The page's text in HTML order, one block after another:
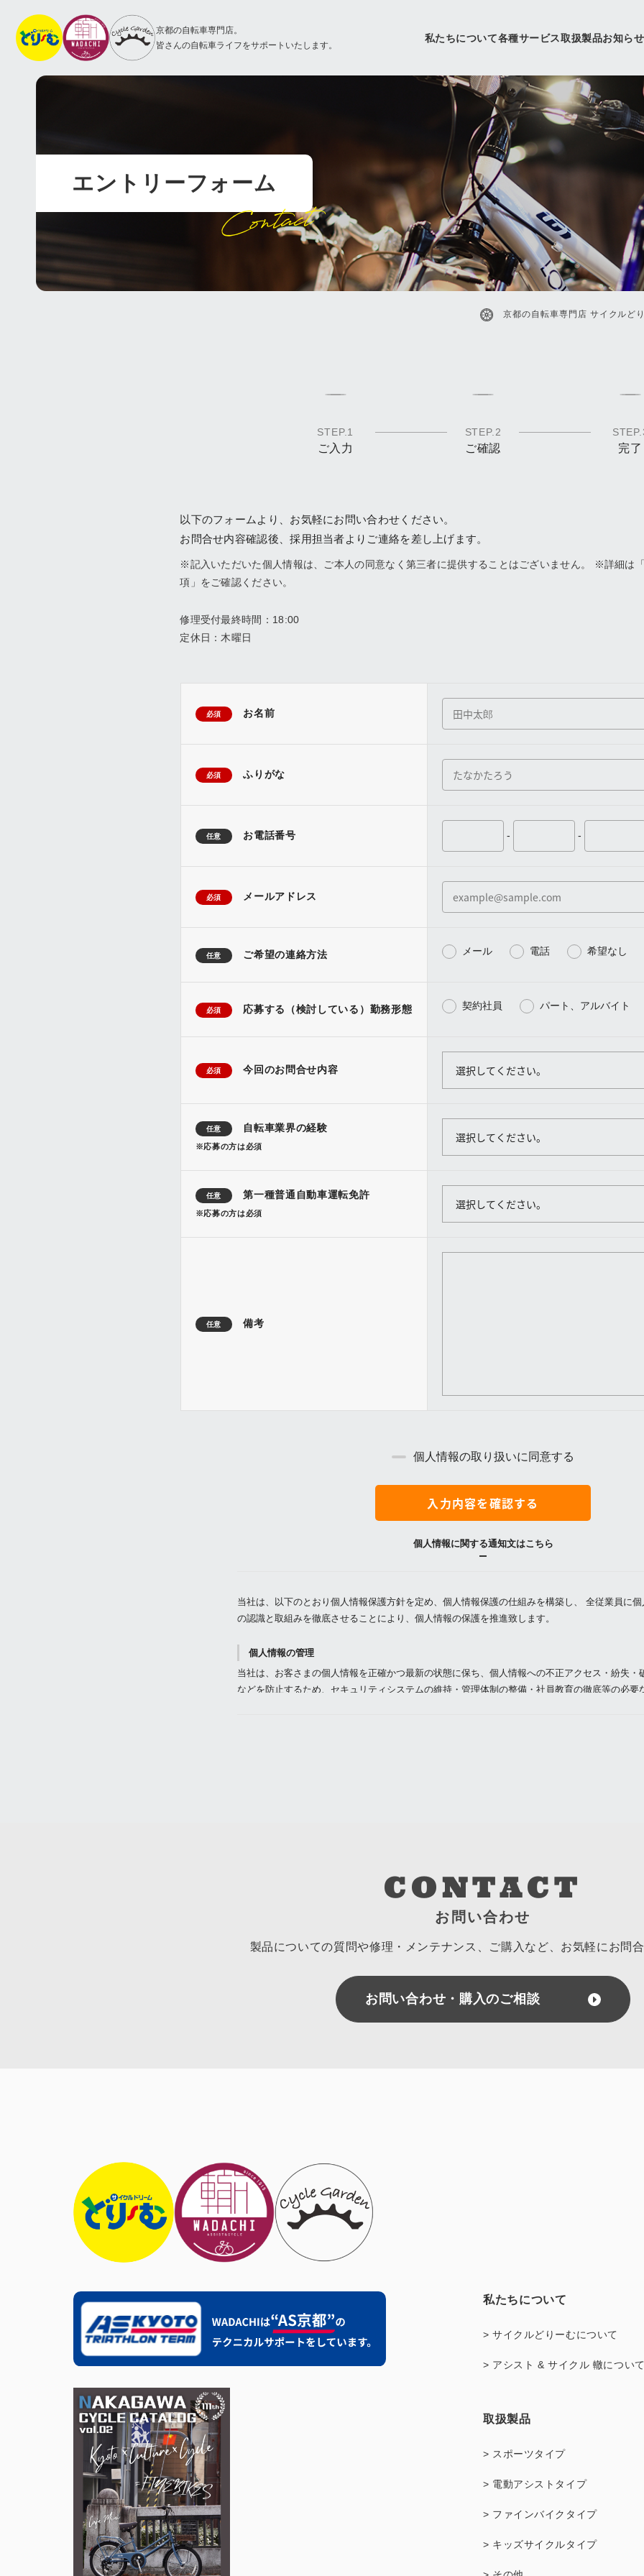
京都の自転車専門店。
皆さんの自転車ライフをサポートいたします。
私たちについて各種サービス取扱製品お知らせ
エントリーフォーム
Contact
京都の自転車専門店 サイクルど
STEP.1
ご入力
STEP.2
ご確認 完了
以下のフォームより、お気軽にお問い合わせください。
お問合せ内容確認後、採用担当者よりご連絡を差し上げます。
※記入いただいた個人情報は、ご本人の同意なく第三者に提供することはございません。 ※詳細は
項」をご確認ください。
修理受付最終時間：18:00
定休日：木曜日
必須 お名前
必須 ふりがな
任意 お電話番号 - -
必須 メールアドレス
任意 ご希望の連絡方法 メール 電話 希望なし
必須 応募する（検討している）勤務形態 契約社員 パート、アルバイト
必須 今回のお問合せ内容
任意 自転車業界の経験
※応募の方は必須
任意 第一種普通自動車運転免許
※応募の方は必須
任意 備考
個人情報の取り扱いに同意する
入力内容を確認する
個人情報に関する通知文はこちら
当社は、以下のとおり個人情報保護方針を定め、個人情報保護の仕組みを構築し、 全従業員に
の認識と取組みを徹底させることにより、個人情報の保護を推進致します。
個人情報の管理
当社は、お客さまの個人情報を正確かつ最新の状態に保ち、個人情報への不正アクセス・紛失・
などを防止するため、セキュリティシステムの維持・管理体制の整備・社員教育の徹底等の必要
お客さまがご本人の個人情報の照会・修正・削除などをご希望される場合には、ご本人であるこ
CONTACT
お問い合わせ
製品についての質問や修理・メンテナンス、ご購入など、 お気軽にお問
お問い合わせ・購入のご相談
私たちについて
> サイクルどりーむについて
> アシスト & サイクル 轍につい
取扱製品
> スポーツタイプ
> 電動アシストタイプ
> ファインバイクタイプ
> キッズサイクルタイプ